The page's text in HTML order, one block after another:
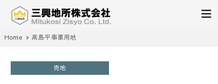
三興地所株式会社
Home 高島平事業用地
売地